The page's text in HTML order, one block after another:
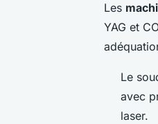
Les
YAG et
Le
avec
laser.